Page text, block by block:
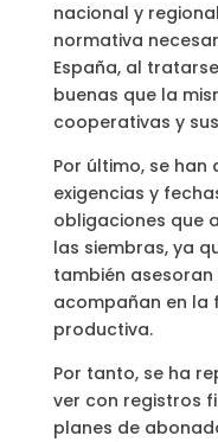
nacional y
normativa
España, al
buenas que la
cooperativas y
Por último, se
exigencias y
obligaciones que
las siembras, ya
también
acompañan en la
productiva.
Por tanto, se ha
ver con registros
planes de